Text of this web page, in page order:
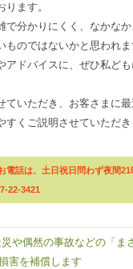
ります。
で分かりにくく、なかな
のではないかと思われま
アドバイスに、ぜひ私ど
ていただき、お客さまに
くご説明させていただき
電話は、土日祝日問わず夜間
22-3421
や偶然の事故などの「ま
害を補償します